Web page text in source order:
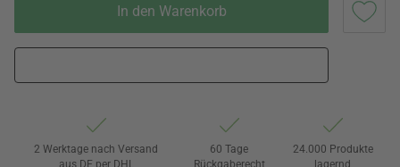
In den Warenkorb
2 Werktage nach Versand
aus DE per DHL
60 Tage
Rückgaberecht
24.000 Produkte
lagernd